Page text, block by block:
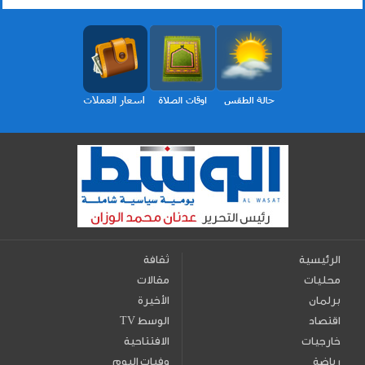
الرئيسية
محليات
برلمان
اقتصاد
خارجيات
رياضة
ثقافة
مقالات
الأخيرة
TV الوسط
الافتتاحية
وفيات اليوم